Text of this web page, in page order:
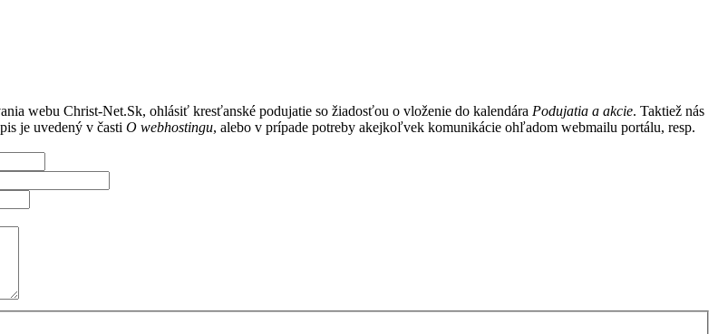
webu Christ-Net.Sk, ohlásiť kresťanské podujatie so žiadosťou o vloženie do kalendára Podujatia a akcie. Taktiež nás
je uvedený v časti O webhostingu, alebo v prípade potreby akejkoľvek komunikácie ohľadom webmailu portálu, resp.